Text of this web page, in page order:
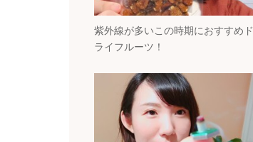
紫外線が多いこの時期におすすめド
ライフルーツ！